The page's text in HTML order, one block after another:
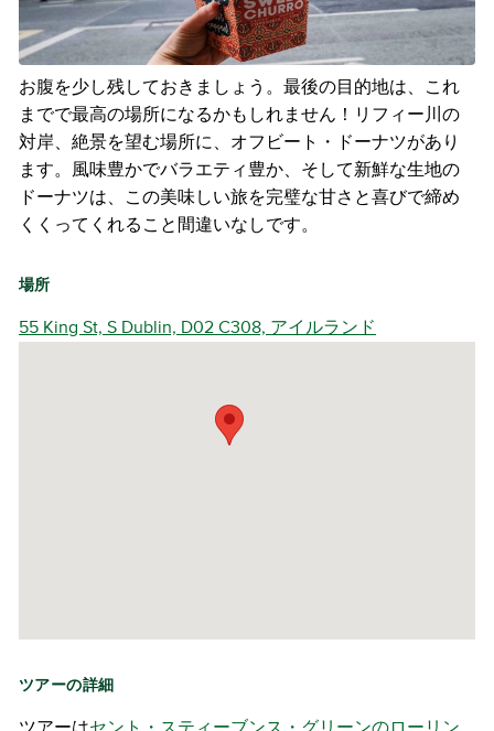
お腹を少し残しておきましょう。最後の目的地は、これ
までで最高の場所になるかもしれません！リフィー川の
対岸、絶景を望む場所に、オフビート・ドーナツがあり
ます。風味豊かでバラエティ豊か、そして新鮮な生地の
ドーナツは、この美味しい旅を完璧な甘さと喜びで締め
くくってくれること間違いなしです。
場所
55 King St, S Dublin, D02 C308, アイルランド
ツアーの詳細